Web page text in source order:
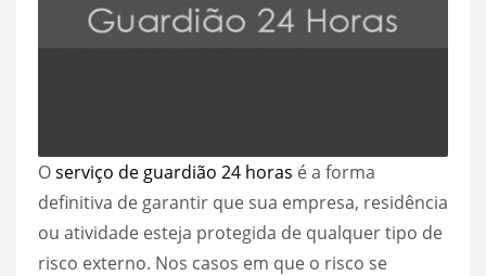
Oserviço de guardião 24 horas é a forma
definitiva de garantir que sua empresa, residência
ou atividade esteja protegida de qualquer tipo de
risco externo. Nos casos em que o risco se